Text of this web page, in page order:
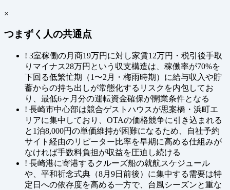
×
つまずく人の共通点
! 3室稼働の月商19万円に対し家賃12万円・税引後手取
りマイナス28万円という収支構造は、稼働率が70%を
下回る低繁忙期（1〜2月・梅雨時期）に給与収入や貯
蓄からの持ち出しが常態化するリスクを内包してお
り、最低6ヶ月分の運転資金確保が開業条件となる
! 長崎市中心部は競合ゲストハウスが思案橋・浜町エ
リアに集中しており、OTAの価格競争に引き込まれる
と1泊8,000円の単価維持が困難になるため、自社予約
サイト経由のリピーター比率を早期に高める仕組みが
なければ手数料負担が収益を圧迫し続ける
! 長崎港に寄港するクルーズ船の就航スケジュール
や、平和祈念式典（8月9日前後）に集中する需要は特
定日への依存度を高める一方で、台風シーズンと重な